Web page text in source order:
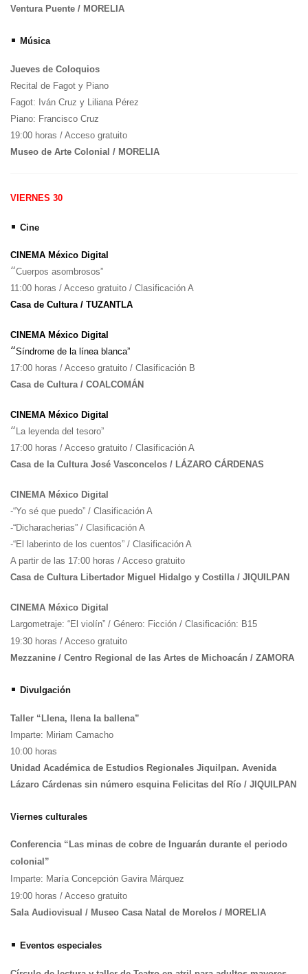
Ventura Puente / MORELIA
• Música
Jueves de Coloquios
Recital de Fagot y Piano
Fagot: Iván Cruz y Liliana Pérez
Piano: Francisco Cruz
19:00 horas / Acceso gratuito
Museo de Arte Colonial / MORELIA
VIERNES 30
• Cine
CINEMA México Digital
“Cuerpos asombrosos”
11:00 horas / Acceso gratuito / Clasificación A
Casa de Cultura / TUZANTLA
CINEMA México Digital
“Síndrome de la línea blanca”
17:00 horas / Acceso gratuito / Clasificación B
Casa de Cultura / COALCOMÁN
CINEMA México Digital
“ La leyenda del tesoro”
17:00 horas / Acceso gratuito / Clasificación A
Casa de la Cultura José Vasconcelos / LÁZARO CÁRDENAS
CINEMA México Digital
-“Yo sé que puedo” / Clasificación A
-“Dicharacherias” / Clasificación A
-“El laberinto de los cuentos” / Clasificación A
A partir de las 17:00 horas / Acceso gratuito
Casa de Cultura Libertador Miguel Hidalgo y Costilla / JIQUILPAN
CINEMA México Digital
Largometraje: “El violín” / Género: Ficción / Clasificación: B15
19:30 horas / Acceso gratuito
Mezzanine / Centro Regional de las Artes de Michoacán / ZAMORA
• Divulgación
Taller “Llena, llena la ballena”
Imparte: Miriam Camacho
10:00 horas
Unidad Académica de Estudios Regionales Jiquilpan. Avenida
Lázaro Cárdenas sin número esquina Felicitas del Río / JIQUILPAN
Viernes culturales
Conferencia “Las minas de cobre de Inguarán durante el periodo
colonial”
Imparte: María Concepción Gavira Márquez
19:00 horas / Acceso gratuito
Sala Audiovisual / Museo Casa Natal de Morelos / MORELIA
• Eventos especiales